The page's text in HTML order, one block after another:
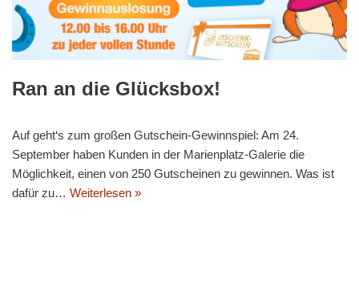
Ran an die Glücksbox!
Auf geht‘s zum großen Gutschein-Gewinnspiel: Am 24.
September haben Kunden in der ­Marienplatz-Galerie die
Möglichkeit, einen von 250 Gutscheinen zu gewinnen. Was ist
dafür zu… Weiterlesen »